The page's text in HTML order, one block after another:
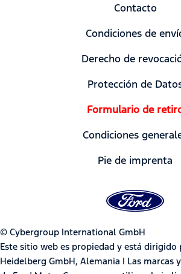
Contacto
Condiciones de
Derecho de
Protección de
Formulario de
Condiciones
Pie de imprenta
© Cybergroup International GmbH
Este sitio web es propiedad y está dirigido
Heidelberg GmbH, Alemania | Las marcas